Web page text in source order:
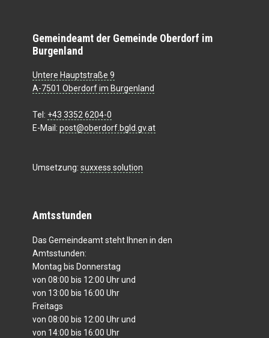
Gemeindeamt der Gemeinde Oberdorf im
Burgenland
Untere Hauptstraße 9
A-7501 Oberdorf im Burgenland
Tel: +43 3352 6204-0
E-Mail: post@oberdorf.bgld.gv.at
Umsetzung: suxxess solution
Amtsstunden
Das Gemeindeamt steht Ihnen in den
Amtsstunden:
Montag bis Donnerstag
von 08:00 bis 12:00 Uhr und
von 13:00 bis 16:00 Uhr
Freitags
von 08:00 bis 12:00 Uhr und
von 14:00 bis 16:00 Uhr